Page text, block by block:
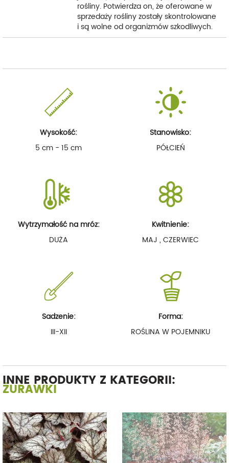
rośliny. Potwierdza on, że oferowane w
sprzedaży rośliny zostały skontrolowane
i są wolne od organizmów szkodliwych.
Wysokość:
5 cm - 15 cm
Stanowisko:
PÓŁCIEŃ
Wytrzymałość na mróz:
DUŻA
Kwitnienie:
MAJ , CZERWIEC
Sadzenie:
III-XII
Forma:
ROŚLINA W POJEMNIKU
INNE PRODUKTY Z KATEGORII:
ŻURAWKI